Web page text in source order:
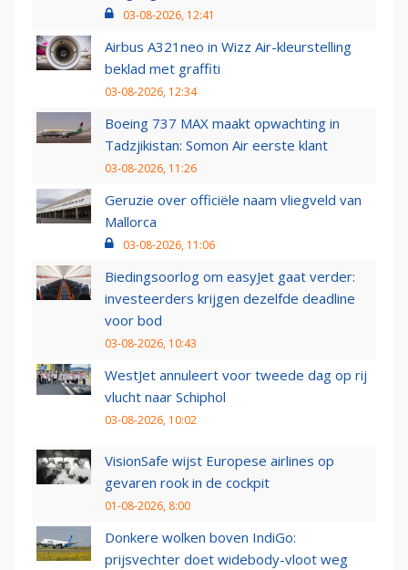
03-08-2026, 12:41
Airbus A321neo in Wizz Air-kleurstelling
beklad met graffiti
03-08-2026, 12:34
Boeing 737 MAX maakt opwachting in
Tadzjikistan: Somon Air eerste klant
03-08-2026, 11:26
Geruzie over officiële naam vliegveld van
Mallorca
03-08-2026, 11:06
Biedingsoorlog om easyJet gaat verder:
investeerders krijgen dezelfde deadline
voor bod
03-08-2026, 10:43
WestJet annuleert voor tweede dag op rij
vlucht naar Schiphol
03-08-2026, 10:02
VisionSafe wijst Europese airlines op
gevaren rook in de cockpit
01-08-2026, 8:00
Donkere wolken boven IndiGo:
prijsvechter doet widebody-vloot weg